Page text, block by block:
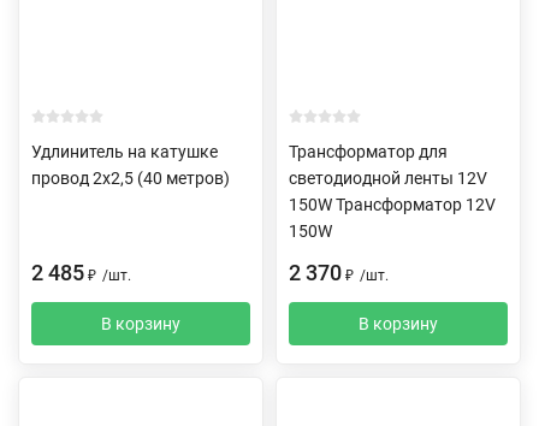
Удлинитель на катушке
провод 2х2,5 (40 метров)
2 485 ₽ /шт.
В корзину
Трансформатор для
светодиодной ленты 12V
150W Трансформатор 12V
150W
2 370 ₽ /шт.
В корзину